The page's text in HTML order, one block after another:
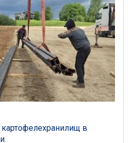
картофелехранилищ в